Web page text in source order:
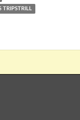
TRIPSTRILL